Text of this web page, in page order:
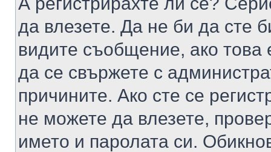
да влезете. Да не би да сте
видите съобщение, ако това
да се свържете с
причините. Ако сте се
не можете да влезете,
името и паролата си.